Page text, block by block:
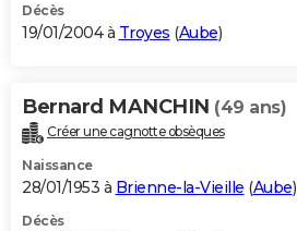
Décès
19/01/2004 à Troyes (Aube)
Bernard MANCHIN (49 ans)
Créer une cagnotte obsèques
Naissance
28/01/1953 à Brienne-la-Vieille (Aube)
Décès